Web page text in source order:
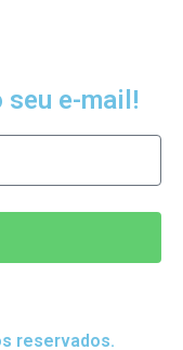
seu e-mail!
reservados.